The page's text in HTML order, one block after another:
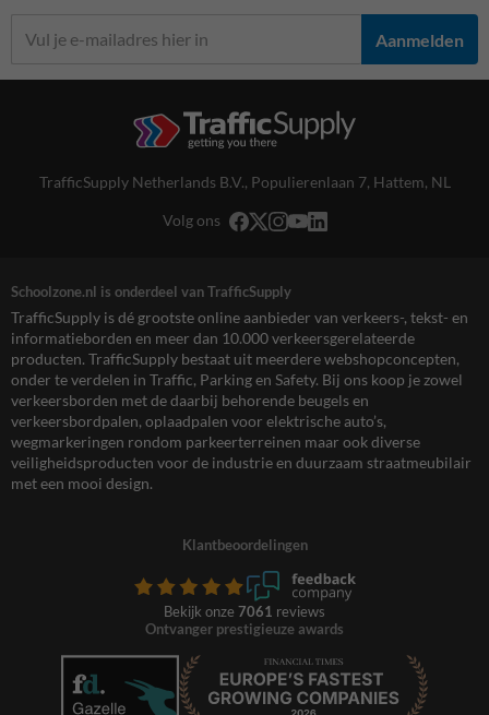
Aanmelden
TrafficSupply Netherlands B.V., Populierenlaan 7, Hattem, NL
Volg ons
Schoolzone.nl is onderdeel van TrafficSupply
TrafficSupply is dé grootste online aanbieder van verkeers-, tekst- en
informatieborden en meer dan 10.000 verkeersgerelateerde
producten. TrafficSupply bestaat uit meerdere webshopconcepten,
onder te verdelen in Traffic, Parking en Safety. Bij ons koop je zowel
verkeersborden met de daarbij behorende beugels en
verkeersbordpalen, oplaadpalen voor elektrische auto’s,
wegmarkeringen rondom parkeerterreinen maar ook diverse
veiligheidsproducten voor de industrie en duurzaam straatmeubilair
met een mooi design.
Klantbeoordelingen
Bekijk onze 7061 reviews
Ontvanger prestigieuze awards